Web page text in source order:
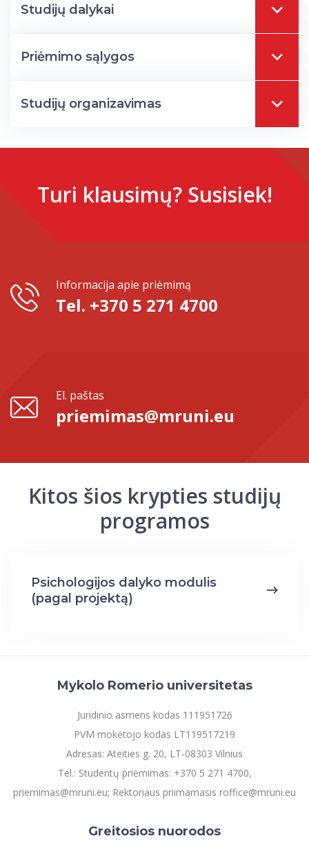
Studijų dalykai
Priėmimo sąlygos
Studijų organizavimas
Turi klausimų? Susisiek!
Informacija apie priėmimą
Tel. +370 5 271 4700
El. paštas
priemimas@mruni.eu
Kitos šios krypties studijų
programos
Psichologijos dalyko modulis
(pagal projektą)
Mykolo Romerio universitetas
Juridinio asmens kodas 111951726
PVM mokėtojo kodas LT119517219
Adresas: Ateities g. 20, LT-08303 Vilnius
Tel.: Studentų priėmimas: +370 5 271 4700,
priemimas@mruni.eu; Rektoriaus priimamasis roffice@mruni.eu
Greitosios nuorodos